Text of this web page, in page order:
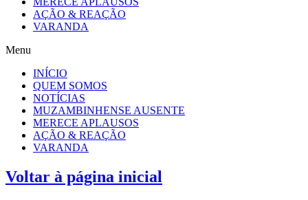
AÇÃO & REAÇÃO
VARANDA
Menu
INÍCIO
QUEM SOMOS
NOTÍCIAS
MUZAMBINHENSE AUSENTE
MERECE APLAUSOS
AÇÃO & REAÇÃO
VARANDA
Voltar à página inicial